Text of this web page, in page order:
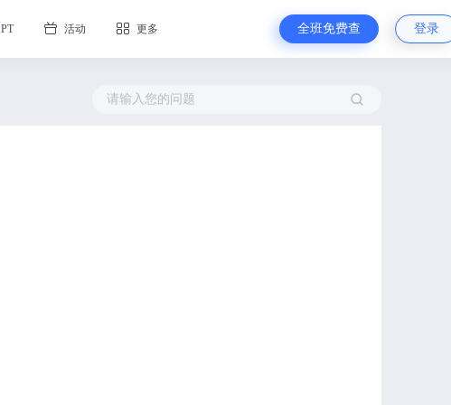
活动 更多 全班免费查 登录